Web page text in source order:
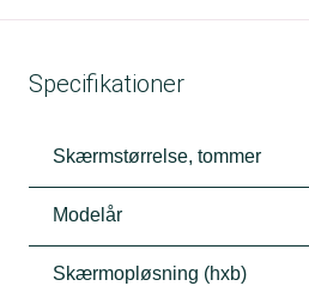
Specifikationer
Skærmstørrelse, tommer
Modelår
Skærmopløsning (hxb)